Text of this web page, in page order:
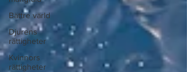
Bättre värld
Djurens
rättigheter
Kvinnors
rättigheter